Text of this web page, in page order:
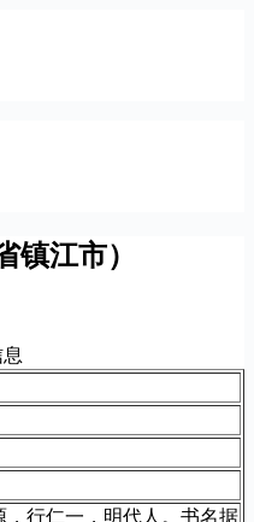
镇江市）
行仁一，明代人。书名据